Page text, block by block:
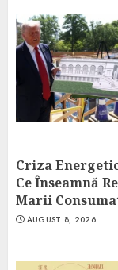
Criza
Ce Înseamnă
Marii
AUGUST 8, 2026